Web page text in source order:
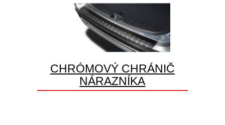
CHRÓMOVÝ CHRÁNIČ
NÁRAZNÍKA